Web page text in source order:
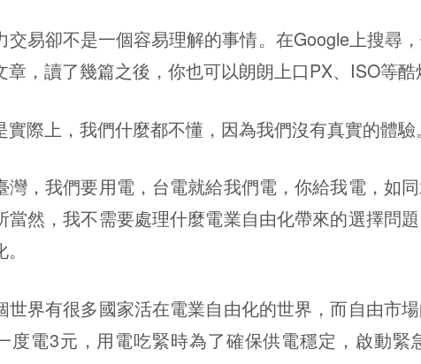
易卻不是一個容易理解的事情。在Google上搜尋
章，讀了幾篇之後，你也可以朗朗上口PX、ISO等酷
上，我們什麼都不懂，因為我們沒有真實的體驗。
，我們要用電，台電就給我們電，你給我電，如
當然，我不需要處理什麼電業自由化帶來的選擇問
界有很多國家活在電業自由化的世界，而自由市
度電3元，用電吃緊時為了確保供電穩定，啟動緊